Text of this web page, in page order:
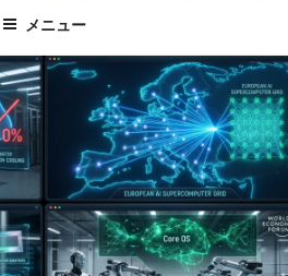
メニュー